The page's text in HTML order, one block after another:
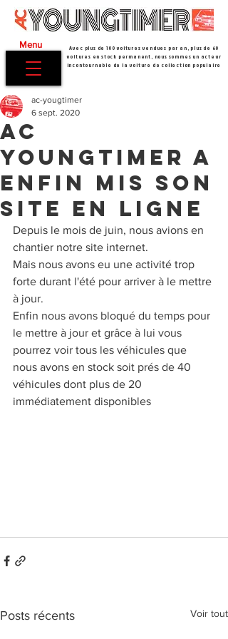
Menu
Avec plus de 100 voitures vendues par an, plus de 60
voitures en stock permanent, nous sommes un acteur
incontournable de la voiture de collection populaire
AC
Youngtimer a
enfin mis son
site en ligne
ac-yougtimer
6 sept. 2020
Depuis le mois de juin, nous avions en
chantier notre site internet.
Mais nous avons eu une activité trop
forte durant l'été pour arriver à le mettre
à jour.
Enfin nous avons bloqué du temps pour
le mettre à jour et grâce à lui vous
pourrez voir tous les véhicules que
nous avons en stock soit prés de 40
véhicules dont plus de 20
immédiatement disponibles
Posts récents Voir tout